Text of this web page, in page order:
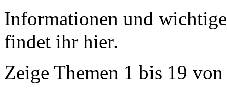
Informationen und
findet ihr hier.
Zeige Themen 1 bis 19